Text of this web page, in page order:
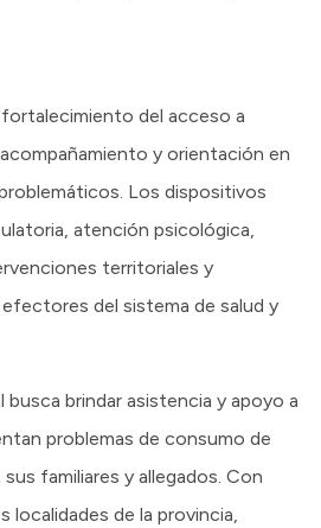
del acceso a
y orientación en
Los dispositivos
atención psicológica,
territoriales y
del sistema de salud y
busca brindar asistencia y apoyo a
problemas de consumo de
familiares y allegados. Con
localidades de la provincia,